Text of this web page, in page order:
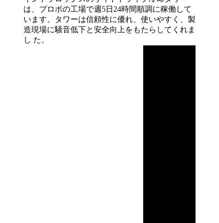
は、プロボの工場で週5日24時間順調に稼働して
います。タワーは信頼性に優れ、使いやすく、製
造現場に騒音低下と安全向上をもたらしてくれま
し た。